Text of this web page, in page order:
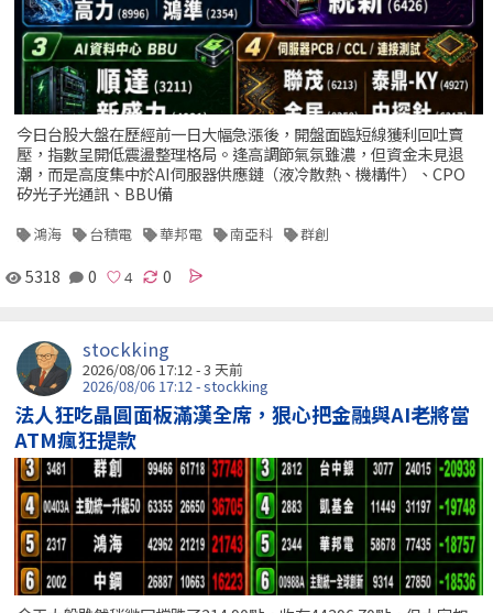
今日台股大盤在歷經前一日大幅急漲後，開盤面臨短線獲利回吐賣
壓，指數呈開低震盪整理格局。逢高調節氣氛雖濃，但資金未見退
潮，而是高度集中於AI伺服器供應鏈（液冷散熱、機構件）、CPO
矽光子光通訊、BBU備
鴻海 台積電 華邦電 南亞科 群創
5318 0 0
stockking
2026/08/06 17:12 - 3 天前
2026/08/06 17:12 - stockking
法人狂吃晶圓面板滿漢全席，狠心把金融與AI老將當
ATM瘋狂提款